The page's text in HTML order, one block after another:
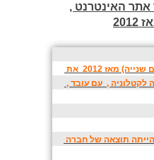
האינטרנט ,